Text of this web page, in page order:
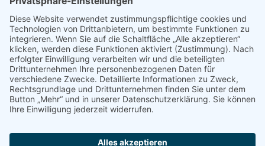
diese Karte anzuzeigen.
Mehr Informationen
Akzeptieren
powered byUsercentrics Consent Management
Platform&eRecht24
Copyright © 2021 Hotel & Restaurant